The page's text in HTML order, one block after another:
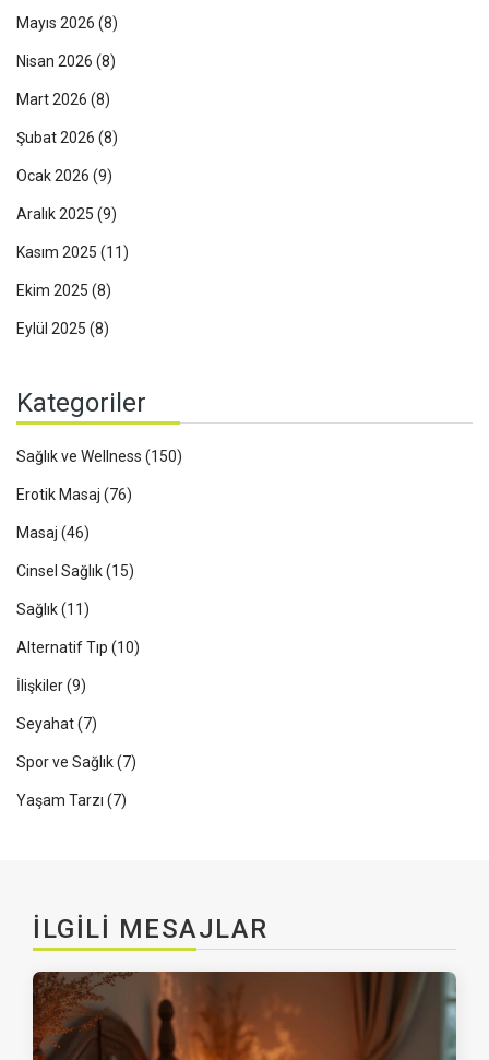
Mayıs 2026 (8)
Nisan 2026 (8)
Mart 2026 (8)
Şubat 2026 (8)
Ocak 2026 (9)
Aralık 2025 (9)
Kasım 2025 (11)
Ekim 2025 (8)
Eylül 2025 (8)
Kategoriler
Sağlık ve Wellness (150)
Erotik Masaj (76)
Masaj (46)
Cinsel Sağlık(15)
Sağlık(11)
Alternatif Tıp (10)
İlişkiler(9)
Seyahat(7)
Spor ve Sağlık(7)
Yaşam Tarzı (7)
İLGILI MESAJLAR